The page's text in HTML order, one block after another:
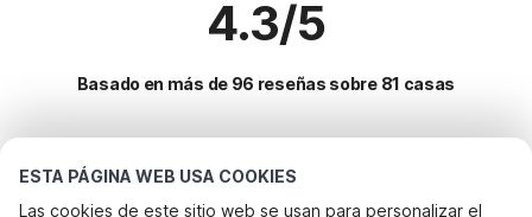
ESTA PÁGINA WEB USA COOKIES
Las cookies de este sitio web se usan para personalizar el
4.3/5
Basado en más de 96 reseñas sobre 81 casas
Destinos más populares para vacaciones